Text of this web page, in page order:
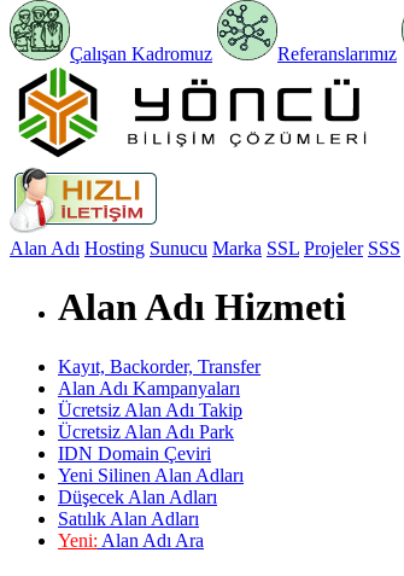
Çalışan Kadromuz Referanslarımız
Alan Adı Hosting Sunucu Marka SSL Projeler SSS
Alan Adı Hizmeti
Kayıt, Backorder, Transfer
Alan Adı Kampanyaları
Ücretsiz Alan Adı Takip
Ücretsiz Alan Adı Park
IDN Domain Çeviri
Yeni Silinen Alan Adları
Düşecek Alan Adları
Satılık Alan Adları
Yeni: Alan Adı Ara